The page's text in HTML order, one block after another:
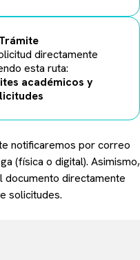
directamente
esta ruta:
académicos y
notificaremos por correo
(física o digital). Asimismo,
documento directamente
solicitudes.